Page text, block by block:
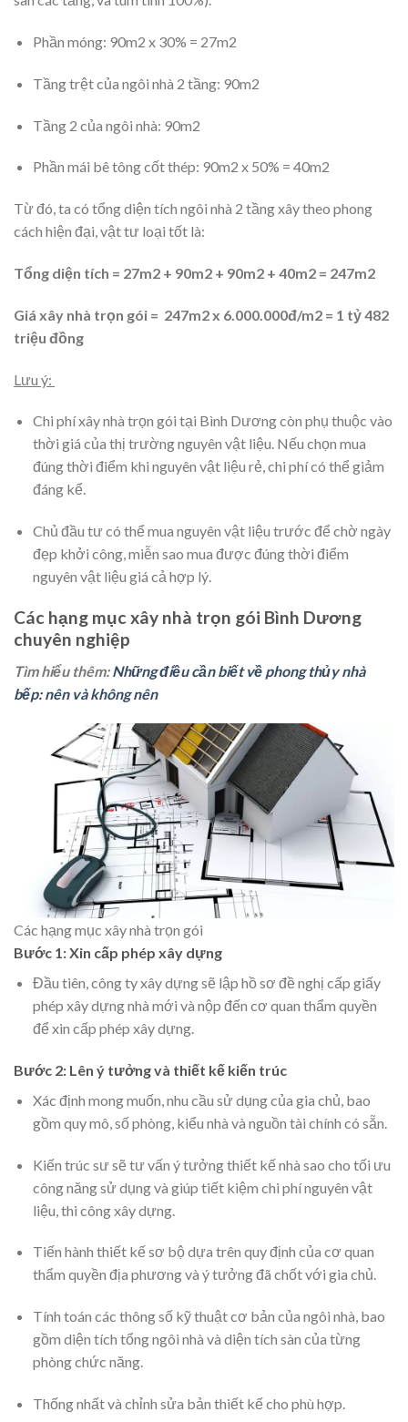
Phần móng: 90m2 x 30% = 27m2
Tầng trệt của ngôi nhà 2 tầng: 90m2
Tầng 2 của ngôi nhà: 90m2
Phần mái bê tông cốt thép: 90m2 x 50% = 40m2
Từ đó, ta có tổng diện tích ngôi nhà 2 tầng xây theo phong
cách hiện đại, vật tư loại tốt là:
Tổng diện tích = 27m2 + 90m2 + 90m2 + 40m2 = 247m2
Giá xây nhà trọn gói = 247m2 x 6.000.000đ/m2 = 1 tỷ 482
triệu đồng
Lưu ý:
Chi phí xây nhà trọn gói tại Bình Dương còn phụ thuộc vào
thời giá của thị trường nguyên vật liệu. Nếu chọn mua
đúng thời điểm khi nguyên vật liệu rẻ, chi phí có thể giảm
đáng kể.
Chủ đầu tư có thể mua nguyên vật liệu trước để chờ ngày
đẹp khởi công, miễn sao mua được đúng thời điểm
nguyên vật liệu giá cả hợp lý.
Các hạng mục xây nhà trọn gói Bình Dương
chuyên nghiệp
Tìm hiểu thêm:Những điều cần biết về phong thủy nhà
bếp: nên và không nên
Các hạng mục xây nhà trọn gói
Bước 1: Xin cấp phép xây dựng
Đầu tiên, công ty xây dựng sẽ lập hồ sơ đề nghị cấp giấy
phép xây dựng nhà mới và nộp đến cơ quan thẩm quyền
để xin cấp phép xây dựng.
Bước 2: Lên ý tưởng và thiết kế kiến trúc
Xác định mong muốn, nhu cầu sử dụng của gia chủ, bao
gồm quy mô, số phòng, kiểu nhà và nguồn tài chính có sẵn.
Kiến trúc sư sẽ tư vấn ý tưởng thiết kế nhà sao cho tối ưu
công năng sử dụng và giúp tiết kiệm chi phí nguyên vật
liệu, thi công xây dựng.
Tiến hành thiết kế sơ bộ dựa trên quy định của cơ quan
thẩm quyền địa phương và ý tưởng đã chốt với gia chủ.
Tính toán các thông số kỹ thuật cơ bản của ngôi nhà, bao
gồm diện tích tổng ngôi nhà và diện tích sàn của từng
phòng chức năng.
Thống nhất và chỉnh sửa bản thiết kế cho phù hợp.